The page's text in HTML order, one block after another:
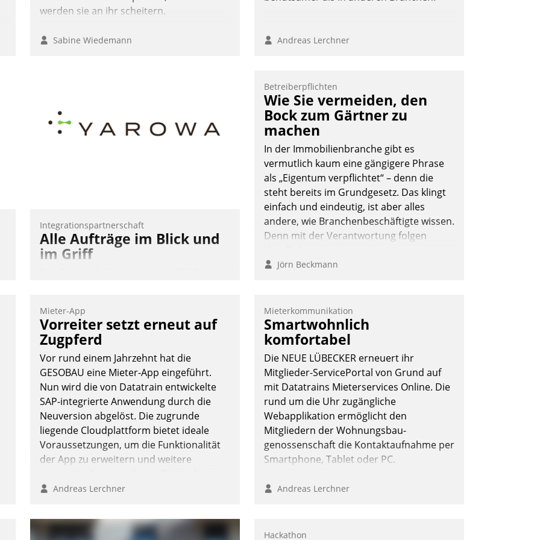
werden sie an ihr scheitern.
Sabine Wiedemann Andreas Lerchner
Integrationspartnerschaft
Alle Aufträge im Blick und
im Griff
und Verwaltung von Aufträgen der
operativen Instandhaltung in die SAP-
Systemlandschaft deutscher
Wohnungsunternehmen – und
beschleunigt damit den Weg vom
Mieteranliegen zum Dienstleisterauftrag.
Nadja Hußmann
Betreiberpflichten
Wie Sie vermeiden, den
Bock zum Gärtner zu
machen
In der Immobilienbranche gibt es
vermutlich kaum eine gängigere Phrase
als „Eigentum verpflichtet“ – denn die
steht bereits im Grundgesetz. Das klingt
einfach und eindeutig, ist aber alles
andere, wie Branchenbeschäftigte wissen.
Denn mit der Verantwortung folgen
Jörn Beckmann
Mieter-App
Vorreiter setzt erneut auf
Zugpferd
Vor rund einem Jahrzehnt hat die
GESOBAU eine Mieter-App eingeführt.
Nun wird die von Datatrain entwickelte
SAP-integrierte Anwendung durch die
Neuversion abgelöst. Die zugrunde
liegende Cloudplattform bietet ideale
Voraussetzungen, um die Funktionalität
der App zu erweitern und weitere
in SAP zu integrieren.
Andreas Lerchner
Mieterkommunikation
Smartwohnlich
komfortabel
Die NEUE LÜBECKER erneuert ihr
Mitglieder-ServicePortal von Grund auf
mit Datatrains Mieterservices Online. Die
rund um die Uhr zugängliche
Webapplikation ermöglicht den
Mitgliedern der Wohnungs­bau­
genossenschaft die Kontaktaufnahme per
Smartphone, Tablet oder PC.
Andreas Lerchner
Hackathon